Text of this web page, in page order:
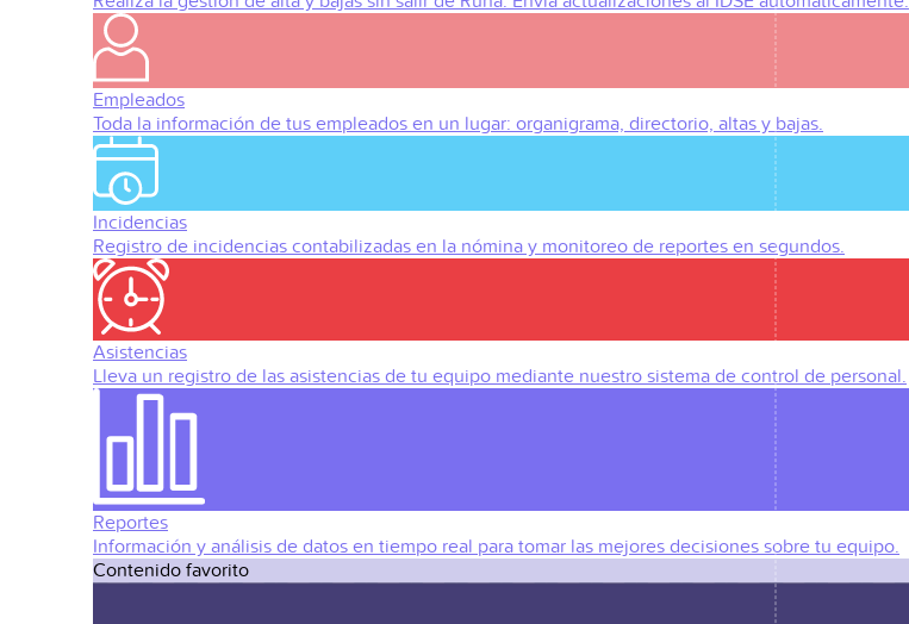
Empleados
Toda la información de tus empleados en un lugar: organigrama, directorio, altas y bajas.
Incidencias
Registro de incidencias contabilizadas en la nómina y monitoreo de reportes en segundos.
Asistencias
Lleva un registro de las asistencias de tu equipo mediante nuestro sistema de control de personal.
Reportes
Información y análisis de datos en tiempo real para tomar las mejores decisiones sobre tu equipo.
Contenido favorito